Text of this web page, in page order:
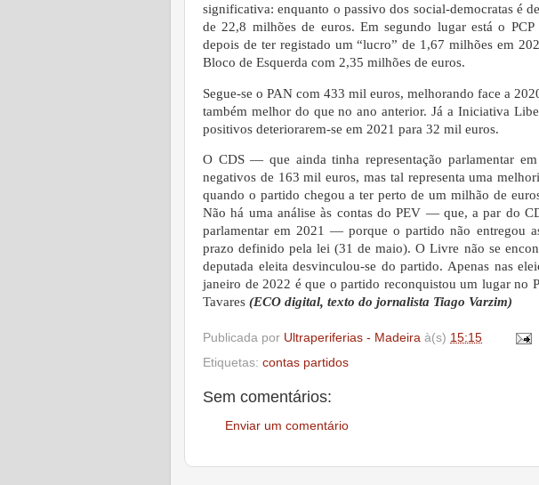
significativa: enquanto o passivo dos social-democratas é
de 22,8 milhões de euros. Em segundo lugar está o
depois de ter registado um “lucro” de 1,67 milhões em
Bloco de Esquerda com 2,35 milhões de euros.
Segue-se o PAN com 433 mil euros, melhorando face a
também melhor do que no ano anterior. Já a Iniciativa
positivos deteriorarem-se em 2021 para 32 mil euros.
O CDS — que ainda tinha representação parlamentar
negativos de 163 mil euros, mas tal representa uma
quando o partido chegou a ter perto de um milhão de
Não há uma análise às contas do PEV — que, a par do
parlamentar em 2021 — porque o partido não entregou
prazo definido pela lei (31 de maio). O Livre não se
deputada eleita desvinculou-se do partido. Apenas nas
janeiro de 2022 é que o partido reconquistou um lugar no
Tavares (ECO digital, texto do jornalista Tiago Varzim)
Publicada por Ultraperiferias - Madeira à(s) 15:15
Etiquetas: contas partidos
Sem comentários:
Enviar um comentário